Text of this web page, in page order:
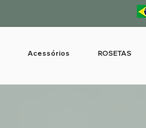
Acessórios ROSETAS